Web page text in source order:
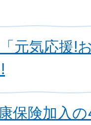
元気応援!
保険加入